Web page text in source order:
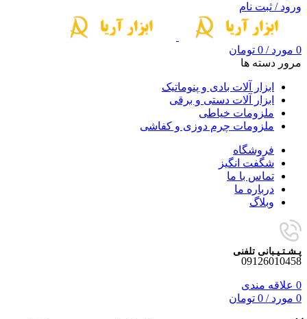
ورود / ثبت نام
0 مورد /
0 تومان
مرور دسته ها
ابزار آلات بادی و پنوماتیک
ابزار آلات دستی و برقی
ملزومات خیاطی
ملزومات چرم دوزی و کفاشی
فروشگاه
شگفت انگیز
تماس با ما
درباره ما
وبلاگ
پـشـتـیـبانی تلفنی
09126010458
0 علاقه مندی
0 مورد /
0 تومان